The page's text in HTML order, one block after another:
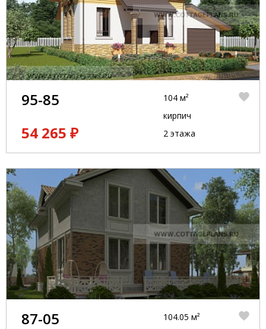
95-85
54 265 ₽
104 м²
кирпич
2 этажа
87-05 104.05 м²